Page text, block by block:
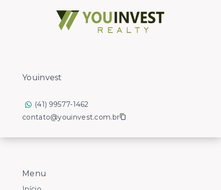
Menu
Youinvest
(41) 99577-1462
contato@youinvest.com.br